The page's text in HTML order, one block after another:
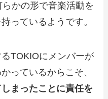
かの形で音楽活動を
っているようです。
TOKIOにメンバーが
っているからこそ、
まったことに責任を